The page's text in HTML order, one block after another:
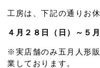
工房は、下記の通りお
４月２８日（日）～
※実店舗のみ五月人形
業しております。